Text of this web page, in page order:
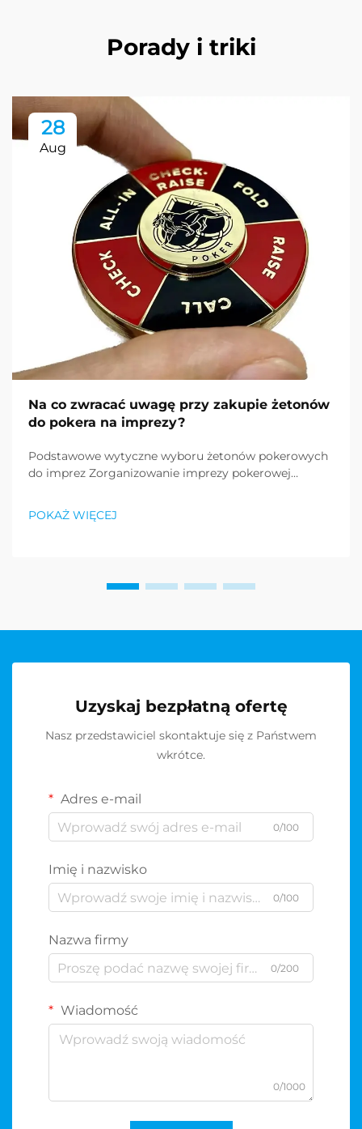
Porady i triki
28
Aug
Na co zwracać uwagę przy zakupie żetonów
do pokera na imprezy?
Podstawowe wytyczne wyboru żetonów pokerowych
do imprez Zorganizowanie imprezy pokerowej
najważniejszych elementów jest zakup żetonów
spełniających standardy profesjonalne. Niezależnie od
POKAŻ WIĘCEJ
Uzyskaj bezpłatną ofertę
Nasz przedstawiciel skontaktuje się z Państwem
wkrótce.
Adres e-mail
0/100
Imię i nazwisko
0/100
Nazwa firmy
0/200
Wiadomość
0/1000